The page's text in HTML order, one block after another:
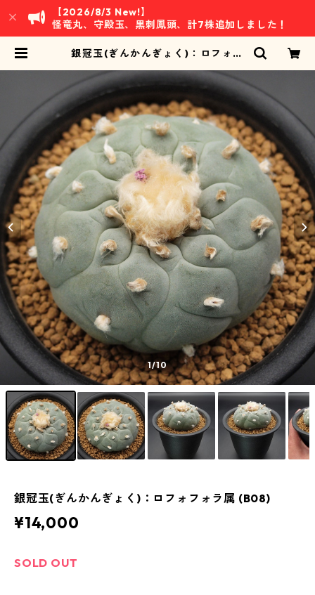
【2026/8/3 New!】
怪竜丸、守殿玉、黒刺鳳頭、計7株追加しました！
銀冠玉(ぎんかんぎょく)：ロフォフ
1/10
銀冠玉(ぎんかんぎょく)：ロフォフォラ属 (B08)
¥14,000
SOLD OUT